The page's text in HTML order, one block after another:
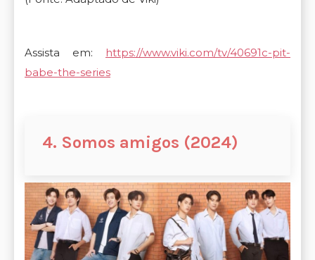
Assista em:
https://www.viki.com/tv/40691c-pit-
babe-the-series
4. Somos amigos (2024)